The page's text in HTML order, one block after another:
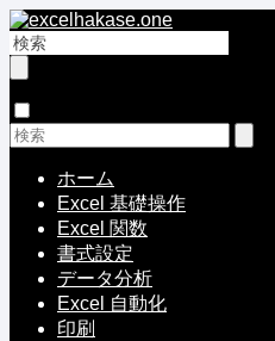
ホーム
Excel 基礎操作
Excel 関数
書式設定
データ分析
Excel 自動化
印刷